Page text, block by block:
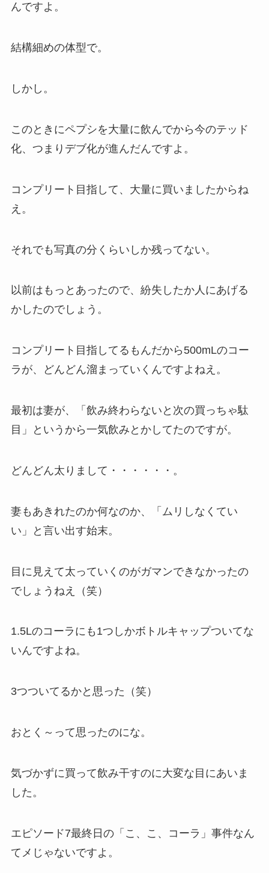
んですよ。
結構細めの体型で。
しかし。
このときにペプシを大量に飲んでから今のテッド
化、つまりデブ化が進んだんですよ。
コンプリート目指して、大量に買いましたからね
え。
それでも写真の分くらいしか残ってない。
以前はもっとあったので、紛失したか人にあげる
かしたのでしょう。
コンプリート目指してるもんだから500mLのコー
ラが、どんどん溜まっていくんですよねえ。
最初は妻が、「飲み終わらないと次の買っちゃ駄
目」というから一気飲みとかしてたのですが。
どんどん太りまして・・・・・・。
妻もあきれたのか何なのか、「ムリしなくてい
い」と言い出す始末。
目に見えて太っていくのがガマンできなかったの
でしょうねえ（笑）
1.5Lのコーラにも1つしかボトルキャップついてな
いんですよね。
3つついてるかと思った（笑）
おとく～って思ったのにな。
気づかずに買って飲み干すのに大変な目にあいま
した。
エピソード7最終日の「こ、こ、コーラ」事件なん
てメじゃないですよ。